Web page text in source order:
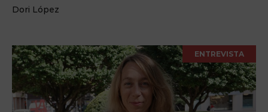
Dori López
ENTREVISTA